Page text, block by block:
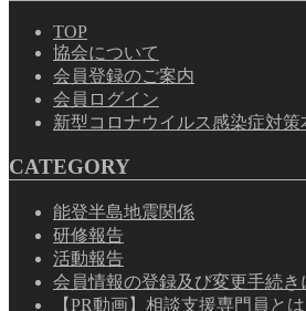
TOP
協会について
会員登録のご案内
会員ログイン
新型コロナウイルス感染症対策
CATEGORY
能登半島地震関係
研修報告
活動報告
会員情報の登録及び変更手続き
【PR動画】相談支援専門員とは